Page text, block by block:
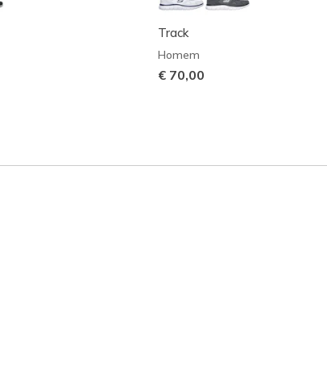
Track
Homem
€ 70,00